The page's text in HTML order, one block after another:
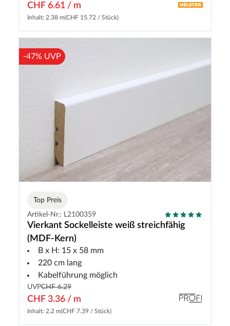
CHF 6.61 / m
Inhalt: 2.38 m(CHF 15.72 / Stück)
-47% UVP
Top Preis
Artikel-Nr.: L2100359
Vierkant Sockelleiste weiß streichfähig
(MDF-Kern)
B x H: 15 x 58 mm
220 cm lang
Kabelführung möglich
UVPCHF 6.29
CHF 3.36 / m
Inhalt: 2.2 m(CHF 7.39 / Stück)